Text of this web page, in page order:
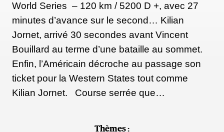
World Series – 120 km / 5200 D +, avec 27
minutes d’avance sur le second… Kilian
Jornet, arrivé 30 secondes avant Vincent
Bouillard au terme d’une bataille au sommet.
Enfin, l’Américain décroche au passage son
ticket pour la Western States tout comme
Kilian Jornet. Course serrée que…
Thèmes :